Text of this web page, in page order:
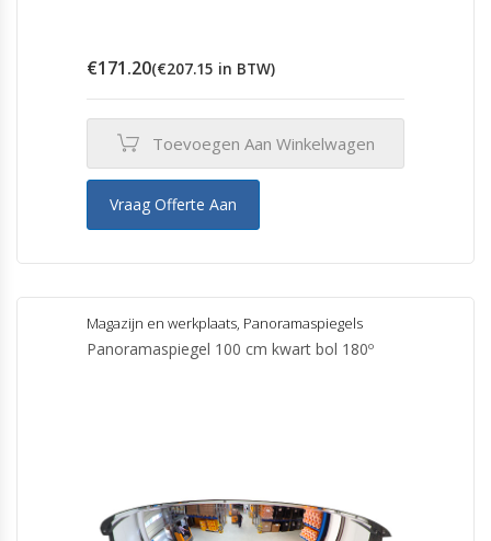
€171.20(€207.15 in BTW)
Toevoegen Aan Winkelwagen
Vraag Offerte Aan
Magazijn en werkplaats, Panoramaspiegels
Panoramaspiegel 100 cm kwart bol 180º